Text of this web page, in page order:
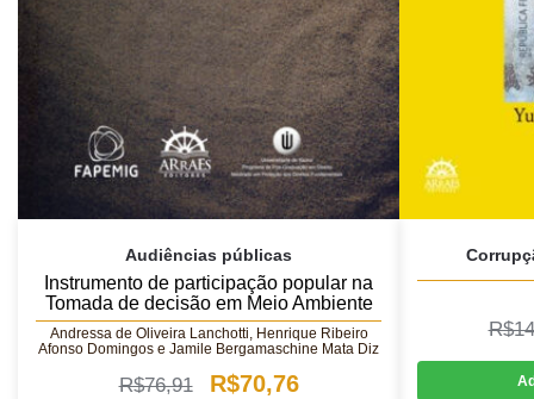
Audiências públicas
Instrumento de participação popular na
Tomada de decisão em Meio Ambiente
Andressa de Oliveira Lanchotti, Henrique Ribeiro
Afonso Domingos e Jamile Bergamaschine Mata Diz
R$76,91
O
R$70,76O
R$